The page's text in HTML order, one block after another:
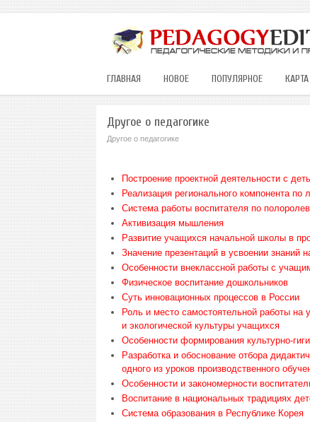
ГЛАВНАЯ НОВОЕ ПОПУЛЯРНОЕ
Другое о педагогике
Другое о педагогике
Построение проектной деятельности с
Реализация регионального компонента по
Система работы воспитателя по
Активизация мышления
Развитие учащихся начальной школы в
Значение презентаций в усвоении
Особенности внеклассной работы с
Физическое воспитание дошкольников
Суть инновационных процессов в России
Роль и место самостоятельной работы на
и экологической культуры учащихся
Особенности формирования культурно-
Разработка и обоснование отбора
одного из уроков производственного
Особенности и закономерности
Воспитание в национальных традициях
Система образования в Республике Корея